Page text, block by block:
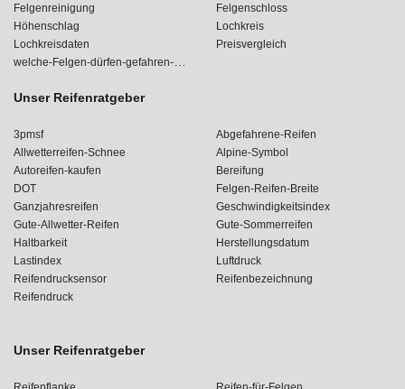
Felgenreinigung
Felgenschloss
Höhenschlag
Lochkreis
Lochkreisdaten
Preisvergleich
Unser Reifenratgeber
3pmsf
Abgefahrene-Reifen
Allwetterreifen-Schnee
Alpine-Symbol
Autoreifen-kaufen
Bereifung
DOT
Felgen-Reifen-Breite
Ganzjahresreifen
Geschwindigkeitsindex
Gute-Allwetter-Reifen
Gute-Sommerreifen
Haltbarkeit
Herstellungsdatum
Lastindex
Luftdruck
Reifendrucksensor
Reifenbezeichnung
Reifendruck
Unser Reifenratgeber